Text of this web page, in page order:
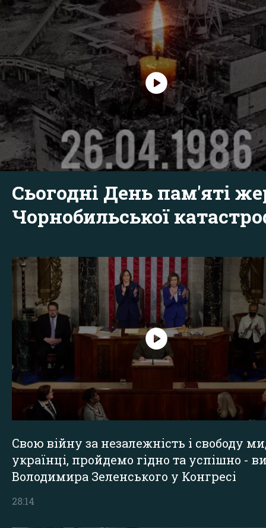
Сьогодні День пам'яті
Чорнобильської
Свою війну за незалежність і свободу
українці, пройдемо гідно та успішно -
Володимира Зеленського у Конгресі
28:14